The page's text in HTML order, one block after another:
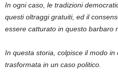
In ogni caso le tradizionid
questi oltraggi gratuiti, ed il
essere catturato in questo barbaro
In questa storia colpisce il modo in
trasformata in un caso politico.